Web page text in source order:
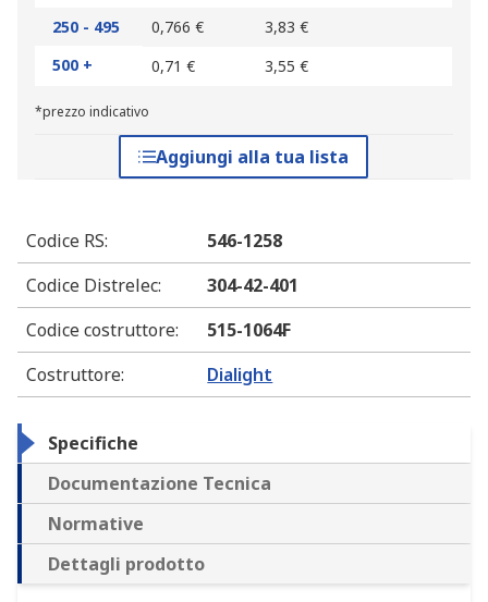
250 - 495
0,766 €
3,83 €
500 +
0,71 € 3,55 €
*prezzo indicativo
Aggiungi alla tua lista
Codice RS:
546-1258
Codice Distrelec:
304-42-401
Codice costruttore:
515-1064F
Costruttore: Dialight
Specifiche
Documentazione Tecnica
Normative
Dettagli prodotto